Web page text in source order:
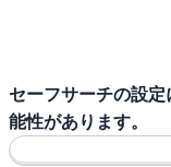
セーフサーチの設
能性があります。